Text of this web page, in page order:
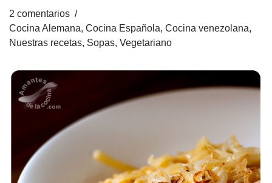
2 comentarios
Cocina Alemana, Cocina Española, Cocina venezolana,
Nuestras recetas, Sopas, Vegetariano